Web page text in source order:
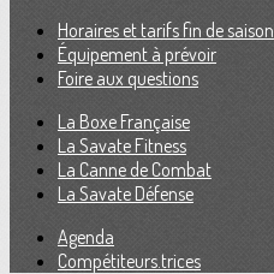
Horaires et tarifs fin de saison
Équipement à prévoir
Foire aux questions
La Boxe Française
La Savate Fitness
La Canne de Combat
La Savate Défense
Agenda
Compétiteurs.trices